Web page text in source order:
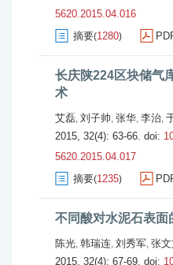
5620.2015.04.016
摘要(1280)
长庆陕224区块储气
术
艾磊, 刘子帅, 张华, 李治,
2015, 32(4): 63-66. doi:
5620.2015.04.017
摘要(1235)
不同酸对水泥石表面
陈光, 韩瑞连, 刘秀军, 张文
2015, 32(4): 67-69. doi: